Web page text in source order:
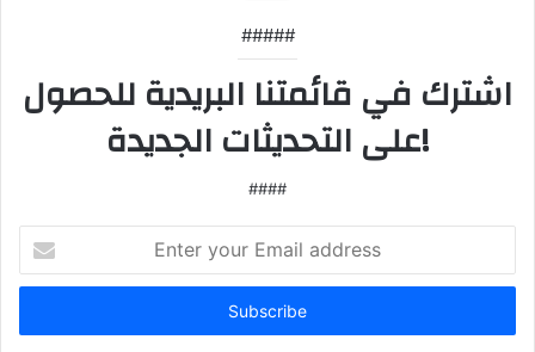
#####
اشترك في قائمتنا البريدية للحصول
على التحديثات الجديدة!
####
your
Email